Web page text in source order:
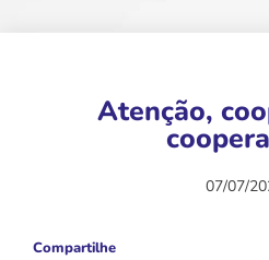
Atenção,
07/07/
Compartilhe